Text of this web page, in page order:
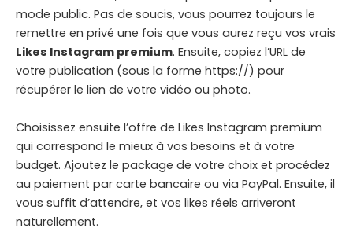
mode public. Pas de soucis, vous pourrez toujours le
remettre en privé une fois que vous aurez reçu vos vrais
Likes Instagram premium. Ensuite, copiez l’URL de
votre publication (sous la forme https://) pour
récupérer le lien de votre vidéo ou photo.
Choisissez ensuite l’offre de Likes Instagram premium
qui correspond le mieux à vos besoins et à votre
budget. Ajoutez le package de votre choix et procédez
au paiement par carte bancaire ou via PayPal. Ensuite, il
vous suffit d’attendre, et vos likes réels arriveront
naturellement.